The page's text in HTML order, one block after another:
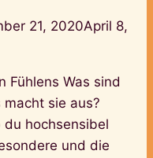
21, 2020April 8,
Fühlens Was sind
sie aus?
hochsensibel
und die